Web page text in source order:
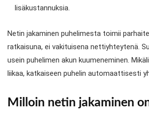
lisäkustannuksia.
Netin jakaminen puhelimesta toimii
ratkaisuna, ei vakituisena nettiyhteytenä.
usein puhelimen akun kuumeneminen.
liikaa, katkaiseen puhelin automaattisesti
Milloin netin jakaminen